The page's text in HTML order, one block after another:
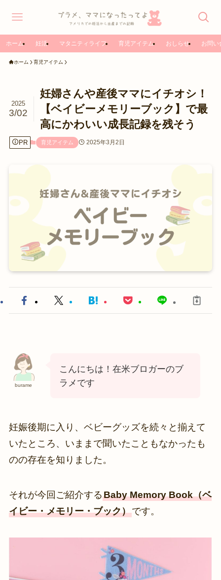
ホーム 妊活 マタニティライフ 育児アイテム おしらせ お問い
ホーム 育児アイテム
妊婦さんや産後ママにイチオシ！
【ベイビーメモリーブック】で最
高にかわいい成長記録を残そう
2025
3/02
PR 育児アイテム 2025年3月2日
burame
こんにちは！在米ブロガーのブ
ラメです
妊娠後期に入り、ベビーグッズを続々と揃えて
いたところ、いままで聞いたこともなかったも
のの存在を知りました。
それが今回ご紹介するBaby Memory Book（ベ
イビー・メモリー・ブック）です。